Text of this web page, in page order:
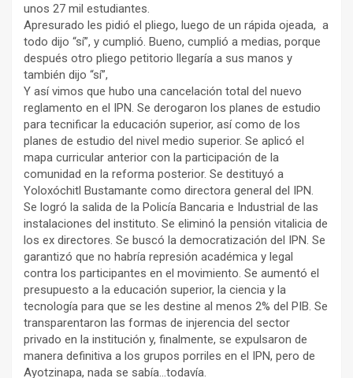
unos 27 mil estudiantes.
Apresurado les pidió el pliego, luego de un rápida ojeada, a
todo dijo “sí”, y cumplió. Bueno, cumplió a medias, porque
después otro pliego petitorio llegaría a sus manos y
también dijo “sí”,
Y así vimos que hubo una cancelación total del nuevo
reglamento en el IPN. Se derogaron los planes de estudio
para tecnificar la educación superior, así como de los
planes de estudio del nivel medio superior. Se aplicó el
mapa curricular anterior con la participación de la
comunidad en la reforma posterior. Se destituyó a
Yoloxóchitl Bustamante como directora general del IPN.
Se logró la salida de la Policía Bancaria e Industrial de las
instalaciones del instituto. Se eliminó la pensión vitalicia de
los ex directores. Se buscó la democratización del IPN. Se
garantizó que no habría represión académica y legal
contra los participantes en el movimiento. Se aumentó el
presupuesto a la educación superior, la ciencia y la
tecnología para que se les destine al menos 2% del PIB. Se
transparentaron las formas de injerencia del sector
privado en la institución y, finalmente, se expulsaron de
manera definitiva a los grupos porriles en el IPN, pero de
Ayotzinapa, nada se sabía…todavía.